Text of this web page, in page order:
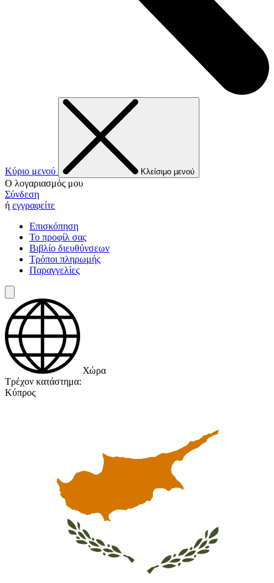
Κύριο μενού Κλείσιμο μενού
Ο λογαριασμός μου
Σύνδεση
ή εγγραφείτε
Επισκόπηση
Το προφίλ σας
Βιβλίο διευθύνσεων
Τρόποι πληρωμής
Παραγγελίες
Χώρα
Τρέχον κατάστημα:
Κύπρος